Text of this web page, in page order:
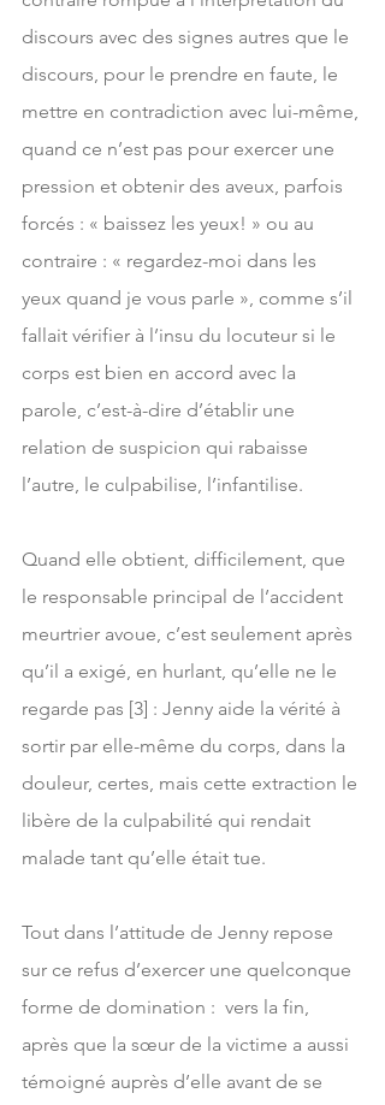
discours avec des signes autres que le
discours, pour le prendre en faute, le
mettre en contradiction avec lui-même,
quand ce n’est pas pour exercer une
pression et obtenir des aveux, parfois
forcés : « baissez les yeux! » ou au
contraire : « regardez-moi dans les
yeux quand je vous parle », comme s’il
fallait vérifier à l’insu du locuteur si le
corps est bien en accord avec la
parole, c’est-à-dire d’établir une
relation de suspicion qui rabaisse
l’autre, le culpabilise, l’infantilise.
Quand elle obtient, difficilement, que
le responsable principal de l’accident
meurtrier avoue, c’est seulement après
qu’il a exigé, en hurlant, qu’elle ne le
regarde pas [3] : Jenny aide la vérité à
sortir par elle-même du corps, dans la
douleur, certes, mais cette extraction le
libère de la culpabilité qui rendait
malade tant qu’elle était tue.
Tout dans l’attitude de Jenny repose
sur ce refus d’exercer une quelconque
forme de domination :  vers la fin,
après que la sœur de la victime a aussi
témoigné auprès d’elle avant de se